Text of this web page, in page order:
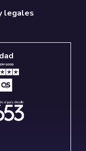
legales